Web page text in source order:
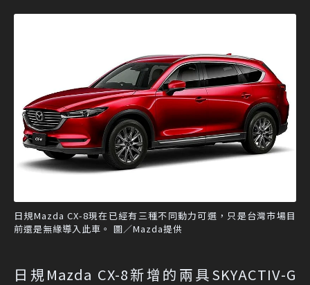
日規Mazda CX-8現在已經有三種不同動力可選，只是台灣市場目
前還是無緣導入此車。 圖／Mazda提供
日規Mazda CX-8新增的兩具SKYACTIV-G